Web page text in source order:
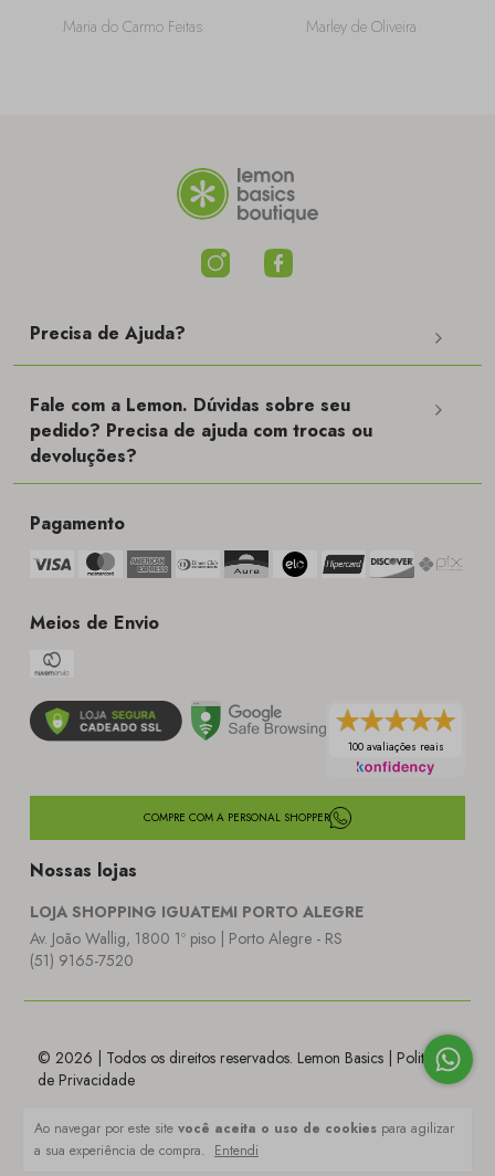
Ao navegar por este site você aceita o uso de cookies para agilizar
a sua experiência de compra. Entendi
informações sobre
Maria do Carmo Feitas
Marley de Oliveira
Precisa de Ajuda?
Fale com a Lemon. Dúvidas sobre seu
pedido? Precisa de ajuda com trocas ou
devoluções?
Pagamento
Meios de Envio
100 avaliações reais
COMPRE COM A PERSONAL SHOPPER
Nossas lojas
LOJA SHOPPING IGUATEMI PORTO ALEGRE
Av. João Wallig, 1800 1º piso | Porto Alegre - RS
(51) 9165-7520
© 2026 | Todos os direitos reservados. Lemon Basics | Politica
de Privacidade